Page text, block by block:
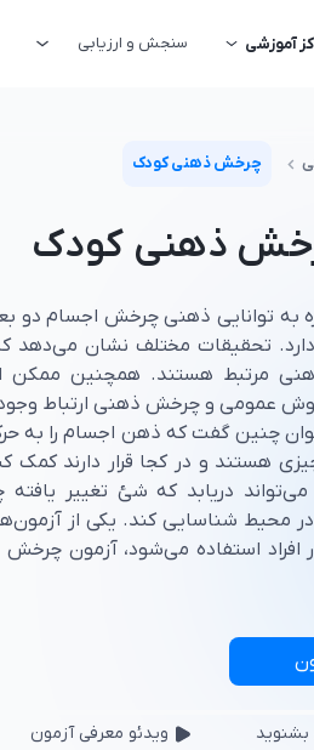
آموزشی سنجش و ارزیابی
چرخش ذهنی کودک
ذهنی کودک
به توانایی ذهنی چرخش اجسام دو
تحقیقات مختلف نشان می‌دهد
مرتبط هستند. همچنین ممکن
عمومی و چرخش ذهنی ارتباط
چنین گفت که ذهن اجسام را به
هستند و در کجا قرار دارند کمک
می‌تواند دریابد که شئ تغییر
در محیط شناسایی کند. یکی از
بشنوید ویدئو معرفی آزمون